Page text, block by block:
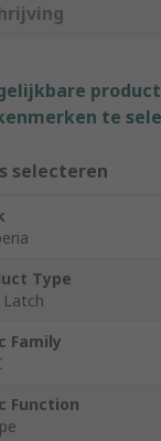
te
selecteren
Type
Family
Function